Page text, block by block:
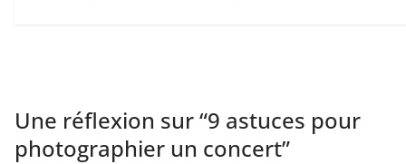
Une réflexion sur “9 astuces pour
photographier un concert”